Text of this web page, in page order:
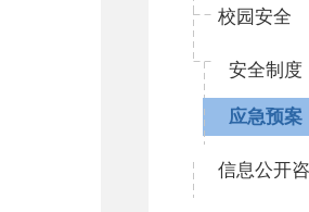
校园安全
安全制度
应急预案
信息公开